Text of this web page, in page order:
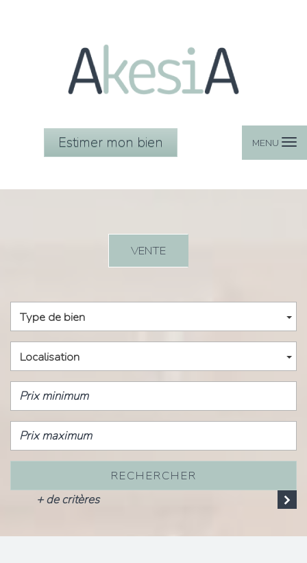
MENU
Estimer mon bien
VENTE
Type de bien
Localisation
RECHERCHER
+ de critères